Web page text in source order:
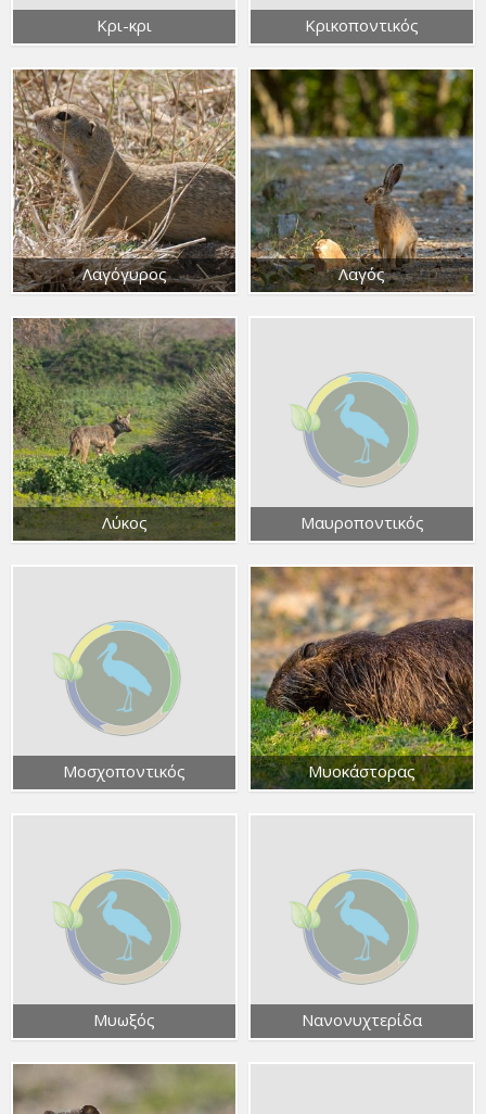
Κρι-κρι Κρικοποντικός
Λαγόγυρος Λαγός
Λύκος Μαυροποντικός
Μοσχοποντικός Μυοκάστορας
Μυωξός Νανονυχτερίδα